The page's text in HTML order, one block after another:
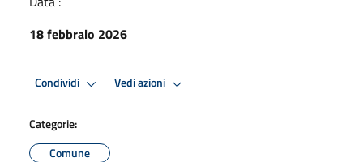
18 febbraio 2026
Condividi Vedi azioni
Categorie:
Comune